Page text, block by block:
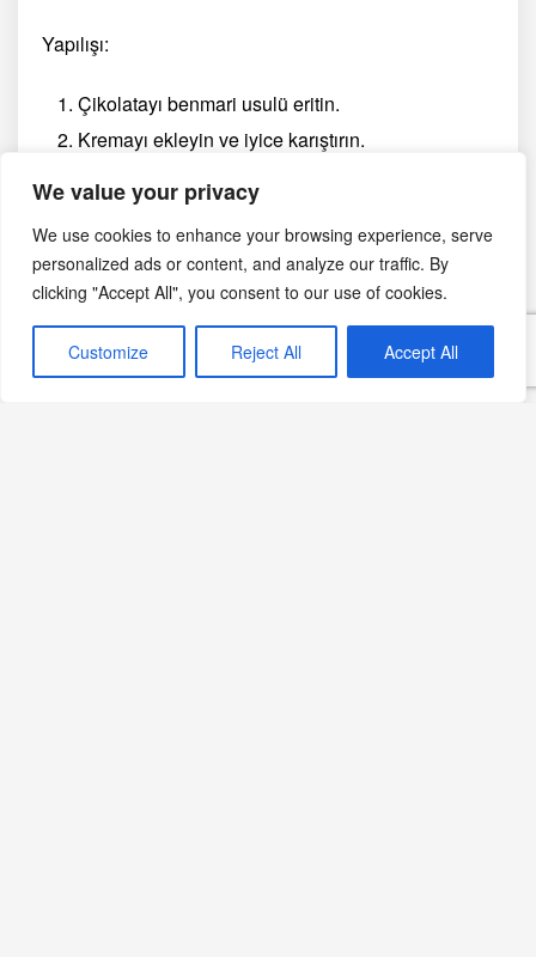
We value your privacy
We use cookies to enhance your browsing experience, serve
personalized ads or content, and analyze our traffic. By
clicking "Accept All", you consent to our use of cookies.
Customize Reject All Accept All
Yapılışı:
Çikolatayı benmari usulü eritin.
Kremayı ekleyin ve iyice karıştırın.
servis edin.
2. Çikolatalı Kek
Malzemeler: